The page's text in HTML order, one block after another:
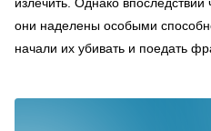
они наделены особыми
начали их убивать и поедать